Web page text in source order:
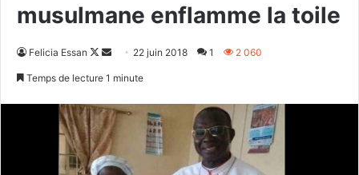
musulmane enflamme la toile
Felicia Essan
Follow
Envoyer22 juin 2018 1 2 060
Temps de lecture 1 minute